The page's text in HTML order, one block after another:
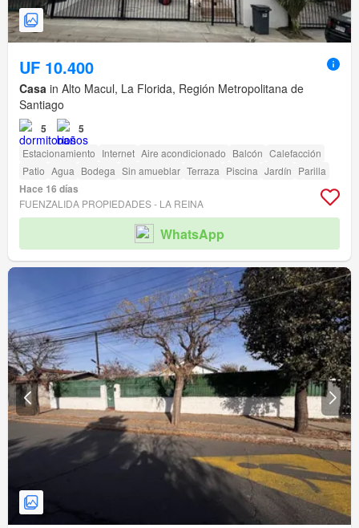
UF 10.400
Casa in Alto Macul, La Florida, Región Metropolitana de
Santiago
5 5
Estacionamiento Internet Aire acondicionado Balcón Calefacción
Patio Agua Bodega Sin amueblar Terraza Piscina Jardín Parilla
Hace 16 días
FUENZALIDA PROPIEDADES - LA REINA
WhatsApp